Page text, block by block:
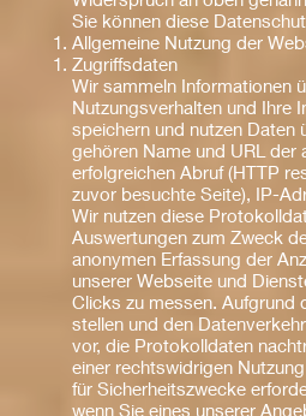
Sie können diese
Allgemeine Nutzung der
Zugriffsdaten
Wir sammeln Informationen
Nutzungsverhalten und Ihre
speichern und nutzen Daten
gehören Name und URL
erfolgreichen Abruf (HTTP
zuvor besuchte Seite), IP-
Wir nutzen diese
Auswertungen zum Zweck
anonymen Erfassung der
unserer Webseite und
Clicks zu messen. Aufgrund
stellen und den
vor, die Protokolldaten
einer rechtswidrigen
für Sicherheitszwecke
wenn Sie eines unserer